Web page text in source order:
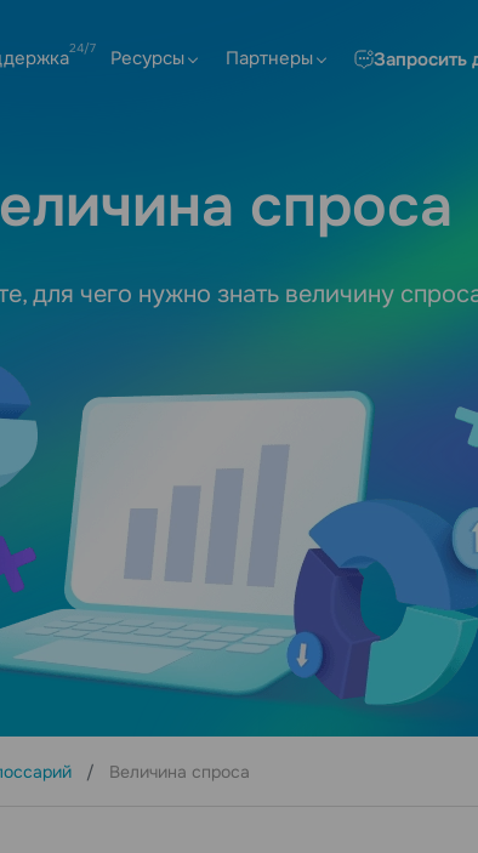
Ресурсы Партнеры Запросить
спроса
для чего нужно знать величину
Величина спроса